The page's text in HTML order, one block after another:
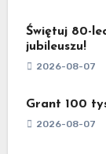
Świętuj 80-
jubileuszu!
2026-08-07
Grant 100
2026-08-07